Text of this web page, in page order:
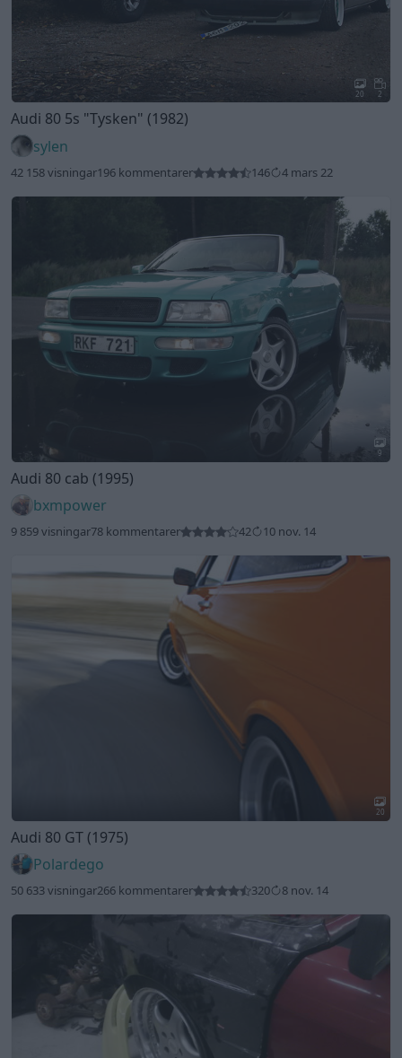
20 2
Audi 80 5s "Tysken" (1982)
sylen
42 158 visningar196 kommentarer 146 4 mars 22
9
Audi 80 cab (1995)
bxmpower
9 859 visningar78 kommentarer 42 10 nov. 14
20
Audi 80 GT (1975)
Polardego
50 633 visningar266 kommentarer 320 8 nov. 14